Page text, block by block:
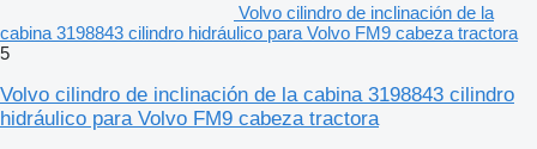
Volvo cilindro de inclinación de la
cabina 3198843 cilindro hidráulico para Volvo FM9 cabeza tractora
5
Volvo cilindro de inclinación de la cabina 3198843 cilindro
hidráulico para Volvo FM9 cabeza tractora